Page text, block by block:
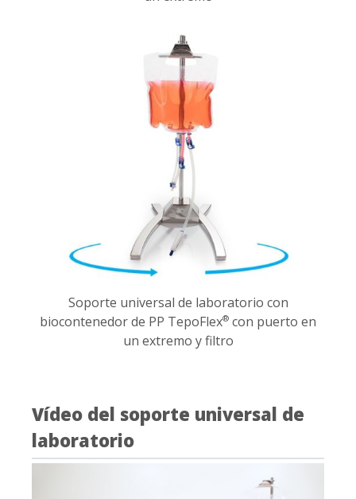
Soporte universal de laboratorio con
biocontenedor de PP TepoFlex® con puerto en
un extremo y filtro
Vídeo del soporte universal de
laboratorio